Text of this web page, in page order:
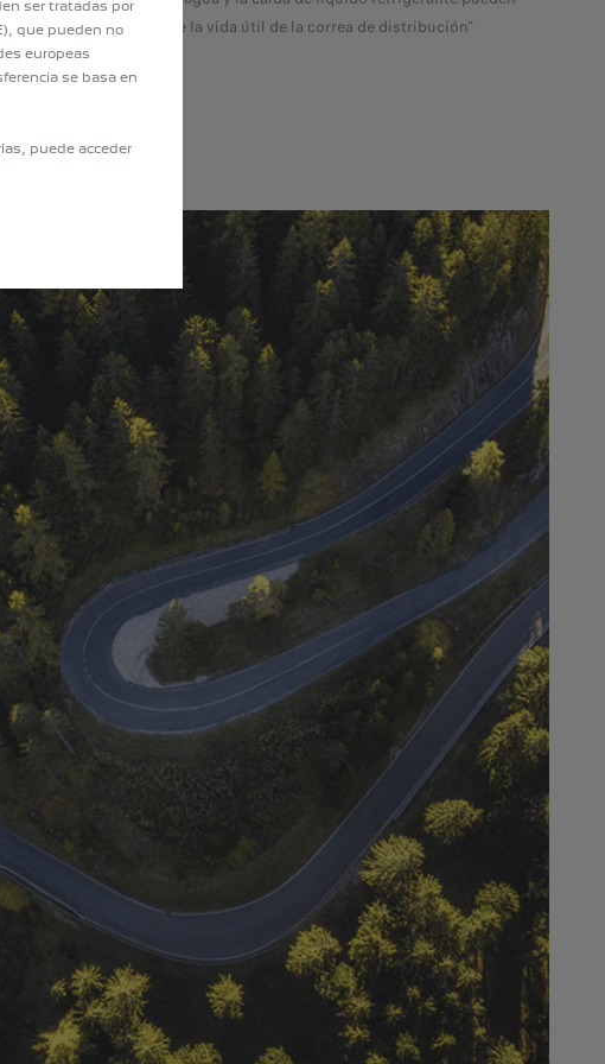
considerablemente la vida útil de la correa de distribución"
ser tratadas por
que pueden no
europeas
se basa en
puede acceder